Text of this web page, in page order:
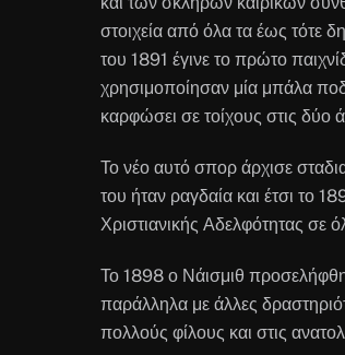
στοιχεία από όλα τα έως τότε
του 1891 έγινε το πρώτο
χρησιμοποίησαν μία μπάλα
καρφώσει σε τοίχους στις δύο
Το νέο αυτό σπορ άρχισε
του ήταν ραγδαία και έτσι το
Χριστιανικής Αδελφότητας σε
Το 1898 ο Νάισμιθ
παράλληλα με άλλες
πολλούς φίλους και στις